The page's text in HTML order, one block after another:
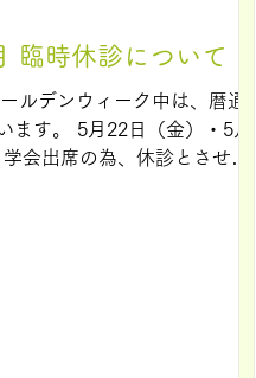
臨時休診について
ルデンウィーク中は、暦通
ます。 5月22日（金）・5月
会出席の為、休診とさせて